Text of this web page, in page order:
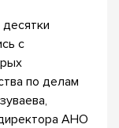
с
по делам
АНО